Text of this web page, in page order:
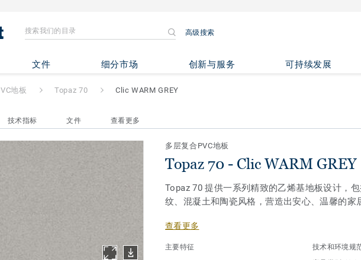
高级搜索
文件 细分市场 创新与服务 可持续发展
- Clic WARM GREY
地板 Topaz 70 Clic WARM GREY
技术指标 文件 查看更多
多层复合PVC地板
Topaz 70 - Clic WARM GREY
Topaz 70 提供一系列精致的乙烯基地板设计，
纹、混凝土和陶瓷风格，营造出安心、温馨的家
防滑地板：在对防滑性能要求较高的区域表现
提升视觉感受与健康福祉：超过50%的颜色选
查看更多
主要特征
技术和环境规